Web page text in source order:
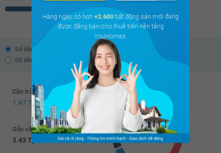
Số tiền trả theo dư nợ giảm dần
Số tiền trả đều hàng tháng
Cần trả trước
1.47 Tỷ
Gốc cần trả
3.43 Tỷ
Hàng ngày, có hơn +2.600 bất động sản mới đang
được đăng bán/cho thuê trên nền tảng
YouHomes.